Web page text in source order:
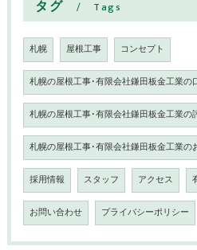
タグ Tags
札幌 屋根工事 コンセプト
札幌の屋根工事･有限会社鎌田板金工業の
札幌の屋根工事･有限会社鎌田板金工業の
札幌の屋根工事･有限会社鎌田板金工業の
採用情報 スタッフ アクセス
お問い合わせ プライバシーポリシー